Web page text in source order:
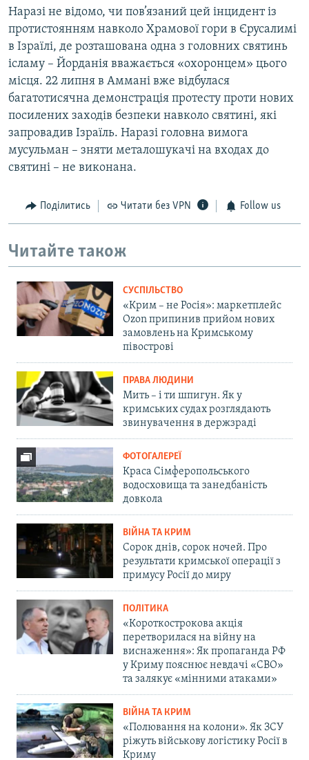
Наразі не відомо, чи пов’язаний цей інцидент із
протистоянням навколо Храмової гори в Єрусалимі
в Ізраїлі, де розташована одна з головних святинь
ісламу – Йорданія вважається «охоронцем» цього
місця. 22 липня в Аммані вже відбулася
багатотисячна демонстрація протесту проти нових
посилених заходів безпеки навколо святині, які
запровадив Ізраїль. Наразі головна вимога
мусульман – зняти металошукачі на входах до
святині – не виконана.
Поділитись Читати без VPN Follow us
Читайте також
СУСПІЛЬСТВО
«Крим – не Росія»: маркетплейс
Ozon припинив прийом нових
замовлень на Кримському
півострові
ПРАВА ЛЮДИНИ
Мить – і ти шпигун. Як у
кримських судах розглядають
звинувачення в держзраді
ФОТОГАЛЕРЕЇ
Краса Сімферопольського
водосховища та занедбаність
довкола
ВІЙНА ТА КРИМ
Сорок днів, сорок ночей. Про
результати кримської операції з
примусу Росії до миру
ПОЛІТИКА
«Короткострокова акція
перетворилася на війну на
виснаження»: Як пропаганда РФ
у Криму пояснює невдачі «СВО»
та залякує «мінними атаками»
ВІЙНА ТА КРИМ
«Полювання на колони». Як ЗСУ
ріжуть військову логістику Росії в
Криму